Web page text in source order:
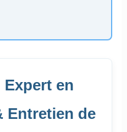
Expert en
Entretien de